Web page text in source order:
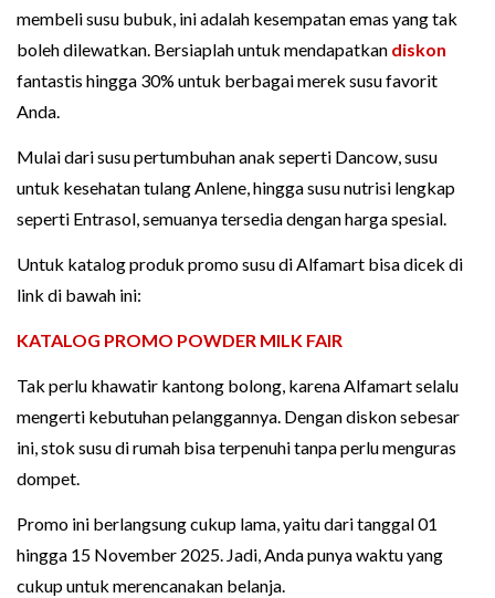
membeli susu bubuk, ini adalah kesempatan emas yang tak
boleh dilewatkan. Bersiaplah untuk mendapatkan diskon
fantastis hingga 30% untuk berbagai merek susu favorit
Anda.
Mulai dari susu pertumbuhan anak seperti Dancow, susu
untuk kesehatan tulang Anlene, hingga susu nutrisi lengkap
seperti Entrasol, semuanya tersedia dengan harga spesial.
Untuk katalog produk promo susu di Alfamart bisa dicek di
link di bawah ini:
KATALOG PROMO POWDER MILK FAIR
Tak perlu khawatir kantong bolong, karena Alfamart selalu
mengerti kebutuhan pelanggannya. Dengan diskon sebesar
ini, stok susu di rumah bisa terpenuhi tanpa perlu menguras
dompet.
Promo ini berlangsung cukup lama, yaitu dari tanggal 01
hingga 15 November 2025. Jadi, Anda punya waktu yang
cukup untuk merencanakan belanja.